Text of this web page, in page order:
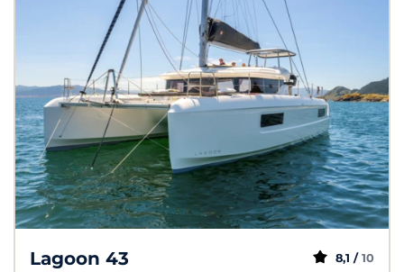
Lagoon 43 8,1 / 10